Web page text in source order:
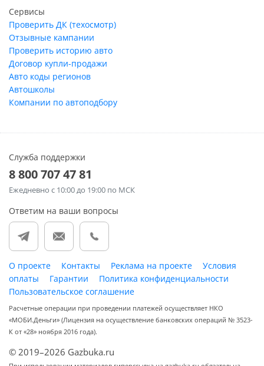
Сервисы
Проверить ДК (техосмотр)
Отзывные кампании
Проверить историю авто
Договор купли-продажи
Авто коды регионов
Автошколы
Компании по автоподбору
Служба поддержки
8 800 707 47 81
Ежедневно с 10:00 до 19:00 по МСК
Ответим на ваши вопросы
О проекте Контакты Реклама на проекте
Условия
оплаты
Гарантии
Политика конфиденциальности
Пользовательское соглашение
Расчетные операции при проведении платежей осуществляет НКО
«МОБИ.Деньги» (Лицензия на осуществление банковских операций № 3523-
К от «28» ноября 2016 года).
© 2019–2026 Gazbuka.ru